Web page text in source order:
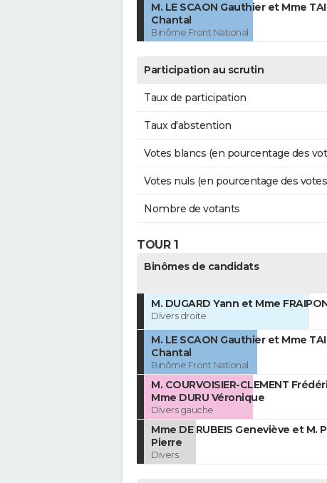
M. LE SCAON Gauthier et Mme
Chantal
Binôme Front National
Participation au scrutin
Taux de participation
Taux d'abstention
Votes blancs (en pourcentage des
Votes nuls (en pourcentage des
Nombre de votants
TOUR 1
Binômes de candidats
M. DUGARD Yann et Mme
Divers droite
M. LE SCAON Gauthier et Mme
Chantal
Binôme Front National
M. COURVOISIER-CLEMENT
Mme DURU Véronique
Divers gauche
Mme DE RUBEIS Geneviève et M.
Pierre
Divers